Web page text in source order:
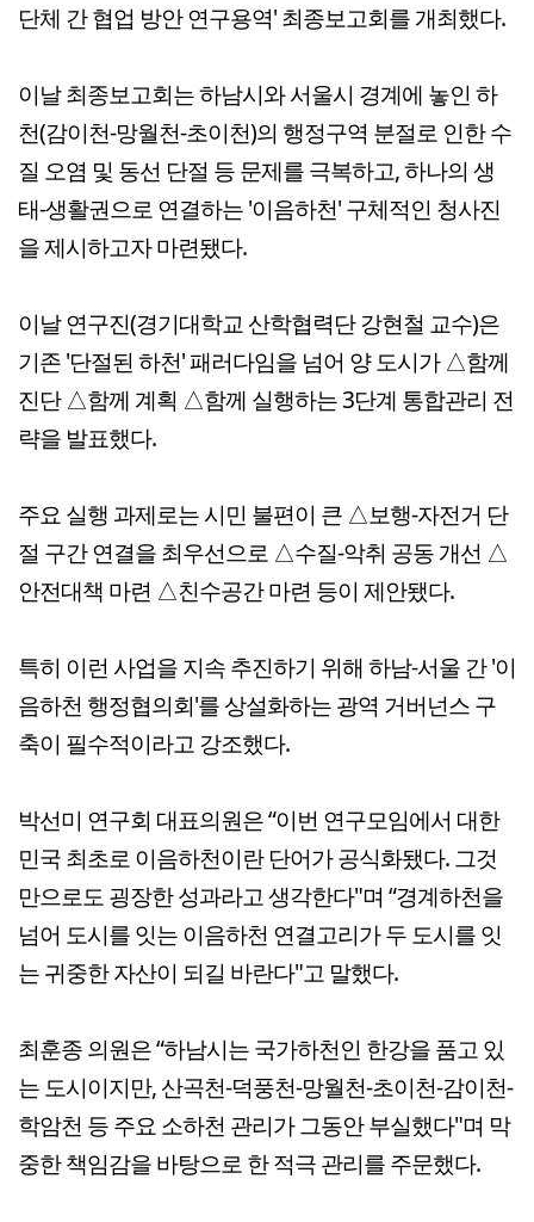
단체 간 협업 방안 연구용역' 최종보고회를 개최했다.
이날 최종보고회는 하남시와 서울시 경계에 놓인 하
천(감이천-망월천-초이천)의 행정구역 분절로 인한 수
질 오염 및 동선 단절 등 문제를 극복하고, 하나의 생
태-생활권으로 연결하는 '이음하천' 구체적인 청사진
을 제시하고자 마련됐다.
이날 연구진(경기대학교 산학협력단 강현철 교수)은
기존 '단절된 하천' 패러다임을 넘어 양 도시가 △함께
진단 △함께 계획 △함께 실행하는 3단계 통합관리 전
략을 발표했다.
주요 실행 과제로는 시민 불편이 큰 △보행-자전거 단
절 구간 연결을 최우선으로 △수질-악취 공동 개선 △
안전대책 마련 △친수공간 마련 등이 제안됐다.
특히 이런 사업을 지속 추진하기 위해 하남-서울 간 '이
음하천 행정협의회'를 상설화하는 광역 거버넌스 구
축이 필수적이라고 강조했다.
박선미 연구회 대표의원은 “이번 연구모임에서 대한
민국 최초로 이음하천이란 단어가 공식화됐다. 그것
만으로도 굉장한 성과라고 생각한다"며 “경계하천을
넘어 도시를 잇는 이음하천 연결고리가 두 도시를 잇
는 귀중한 자산이 되길 바란다"고 말했다.
최훈종 의원은 “하남시는 국가하천인 한강을 품고 있
는 도시이지만, 산곡천-덕풍천-망월천-초이천-감이천-
학암천 등 주요 소하천 관리가 그동안 부실했다"며 막
중한 책임감을 바탕으로 한 적극 관리를 주문했다.